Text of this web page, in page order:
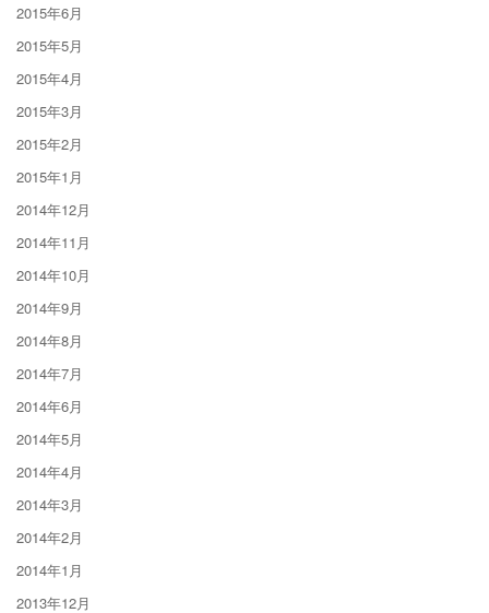
2015年6月
2015年5月
2015年4月
2015年3月
2015年2月
2015年1月
2014年12月
2014年11月
2014年10月
2014年9月
2014年8月
2014年7月
2014年6月
2014年5月
2014年4月
2014年3月
2014年2月
2014年1月
2013年12月